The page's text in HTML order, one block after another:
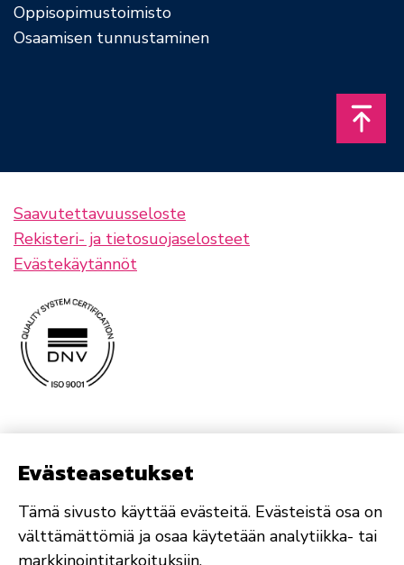
Oppisopimustoimisto
Osaamisen tunnustaminen
Saavutettavuusseloste
Rekisteri- ja tietosuojaselosteet
Evästekäytännöt
Evästeasetukset
Tämä sivusto käyttää evästeitä. Evästeistä osa on
välttämättömiä ja osaa käytetään analytiikka- tai
markkinointitarkoituksiin.